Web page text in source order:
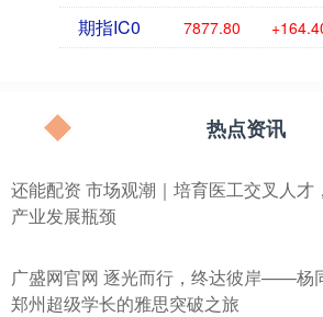
期指IC0 7877.80
热点资讯
还能配资 市场观潮｜培育医工交叉人才
产业发展瓶颈
广盛网官网 逐光而行，终达彼岸——杨
郑州超级学长的雅思突破之旅